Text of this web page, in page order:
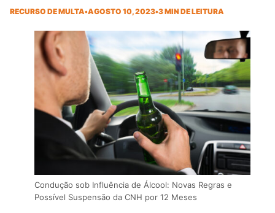
RECURSO DE MULTA•AGOSTO 10, 2023•3 MIN DE LEITURA
Condução sob Influência de Álcool: Novas Regras e
Possível Suspensão da CNH por 12 Meses